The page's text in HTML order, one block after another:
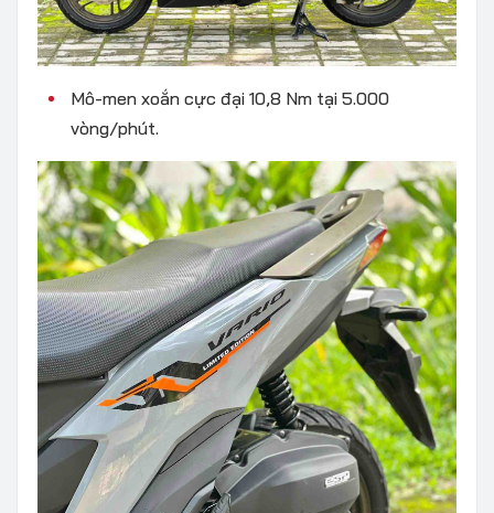
Mô-men xoắn cực đại 10,8 Nm tại 5.000
vòng/phút.